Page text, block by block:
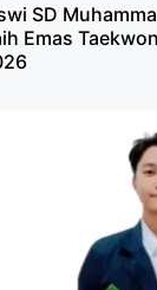
SD
Emas